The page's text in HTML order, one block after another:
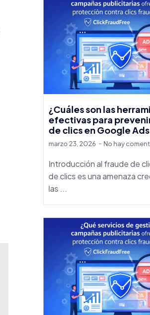
¿Cuáles son las
efectivas para
de clics en Google
marzo 23, 2026 No hay
Introducción al fraude de
de clics es una amenaza
las ...